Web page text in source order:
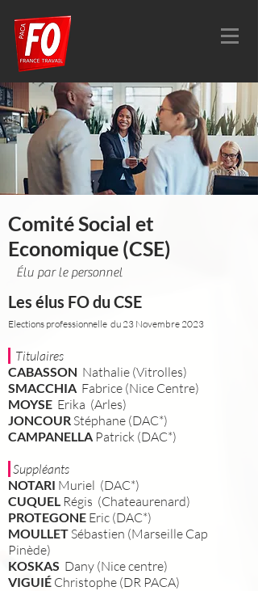
Comité Social et
Economique (CSE)
Élu par le personnel
Les élus FO du CSE
Elections professionnelle du 23 Novembre 2023
Titulaires
CABASSON Nathalie (Vitrolles)
SMACCHIA Fabrice (Nice Centre)
MOYSE Erika (Arles)
JONCOUR Stéphane (DAC*)
CAMPANELLAPatrick (DAC*)
Suppléants
NOTARI Muriel (DAC*)
CUQUEL Régis (Chateaurenard)
PROTEGONE Eric (DAC*)
MOULLET Sébastien (Marseille Cap
Pinède)
KOSKAS Dany (Nice centre)
VIGUIÉ Christophe (DR PACA)